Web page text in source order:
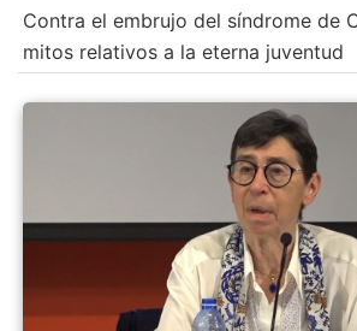
Contra el embrujo del síndrome de
mitos relativos a la eterna juventud